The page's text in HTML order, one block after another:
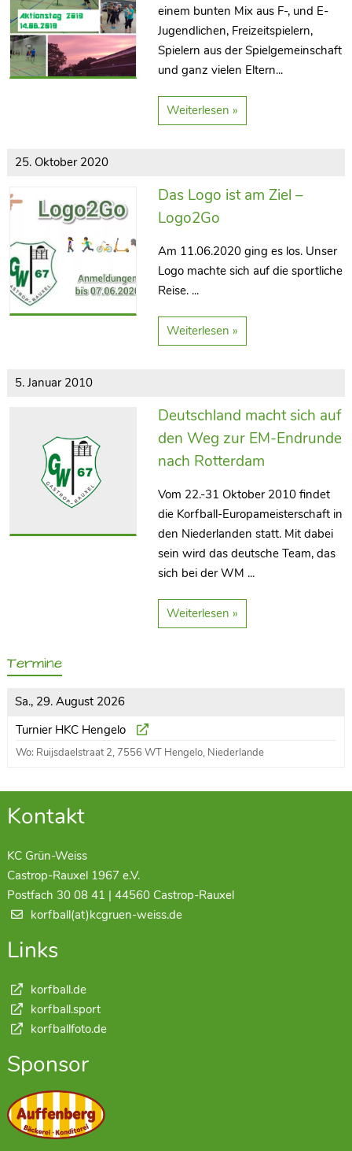
einem bunten Mix aus F-, und E-
Jugendlichen, Freizeitspielern,
Spielern aus der Spielgemeinschaft
und ganz vielen Eltern...
Weiterlesen »
25. Oktober 2020
Das Logo ist am Ziel –
Logo2Go
Am 11.06.2020 ging es los. Unser
Logo machte sich auf die sportliche
Reise. ...
Weiterlesen »
5. Januar 2010
Deutschland macht sich auf
den Weg zur EM-Endrunde
nach Rotterdam
Vom 22.-31 Oktober 2010 findet
die Korfball-Europameisterschaft in
den Niederlanden statt. Mit dabei
sein wird das deutsche Team, das
sich bei der WM ...
Weiterlesen »
Termine
Sa., 29. August 2026
Turnier HKC Hengelo
Wo: Ruijsdaelstraat 2, 7556 WT Hengelo, Niederlande
Kontakt
KC Grün-Weiss
Castrop-Rauxel 1967 e.V.
Postfach 30 08 41 | 44560 Castrop-Rauxel
korfball(at)kcgruen-weiss.de
Links
korfball.de
korfball.sport
korfballfoto.de
Sponsor